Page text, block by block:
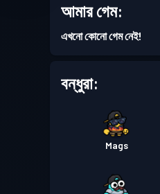
ব্যাটল পাস Season 2
আমার গেম:
এখনো কোনো গেম নেই!
বন্ধুরা:
Mags